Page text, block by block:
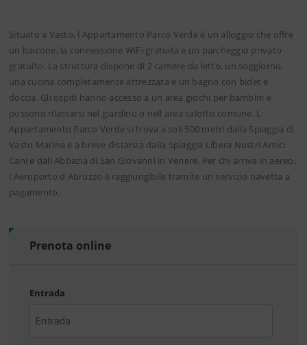
Situato a Vasto, l Appartamento Parco Verde è un alloggio che offre
un balcone, la connessione WiFi gratuita e un parcheggio privato
gratuito. La struttura dispone di 2 camere da letto, un soggiorno,
una cucina completamente attrezzata e un bagno con bidet e
doccia. Gli ospiti hanno accesso a un area giochi per bambini e
possono rilassarsi nel giardino o nell area salotto comune. L
Appartamento Parco Verde si trova a soli 500 metri dalla Spiaggia di
Vasto Marina e a breve distanza dalla Spiaggia Libera Nostri Amici
Cani e dall Abbazia di San Giovanni in Venere. Per chi arriva in aereo,
l Aeroporto d Abruzzo è raggiungibile tramite un servizio navetta a
pagamento.
Prenota online
Entrada
AAAA